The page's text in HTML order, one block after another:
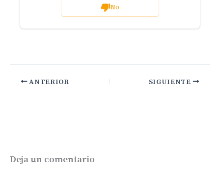
No
ANTERIOR SIGUIENTE
Deja un comentario